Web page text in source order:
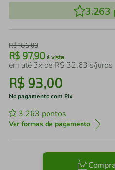
3.263
R$186,00
R$ 97,90 à vista
em até 3x de R$ 32,63 s/juros
R$ 93,00
No pagamento com Pix
3.263 pontos
Ver formas de pagamento